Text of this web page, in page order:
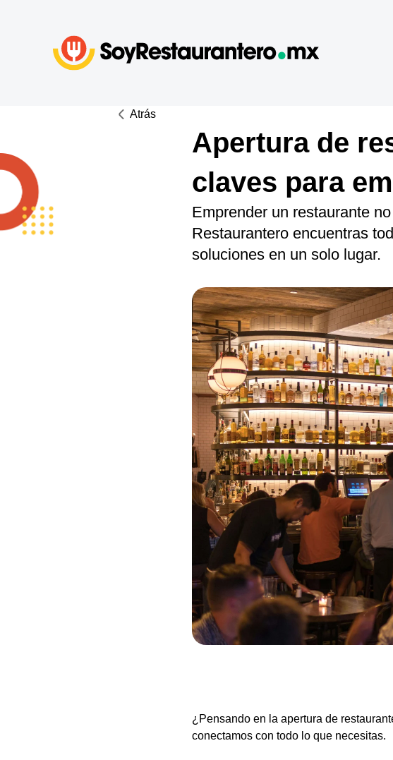
Atrás
Apertura de
claves para
Emprender un restaurante
Restaurantero encuentras
soluciones en un solo lugar.
¿Pensando en la apertura de
conectamos con todo lo que necesitas.